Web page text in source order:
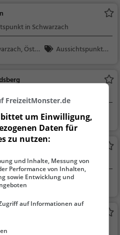
in Schwarzach
Öster
Aussichtspunkt, F
Österreic
Aussichtspunkt, F
amilie & Kinder, Natu
r
in Bregenz
Österreic
Familie & Kinder,
Mittelweiherburg
in Hard
FreizeitMonster.de
um Einwilligung,
Daten für
zu nutzen:
und Inhalte, Messung von
Performance von Inhalten,
sowie Entwicklung und
auf Informationen auf